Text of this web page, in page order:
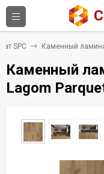
SPC Каменный
Каменный
Lagom